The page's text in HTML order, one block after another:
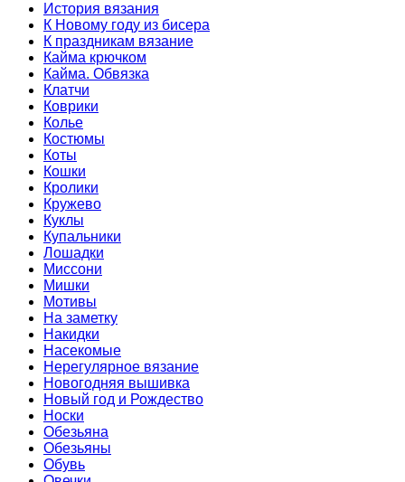
История вязания
К Новому году из бисера
К праздникам вязание
Кайма крючком
Кайма. Обвязка
Клатчи
Коврики
Колье
Костюмы
Коты
Кошки
Кролики
Кружево
Куклы
Купальники
Лошадки
Миссони
Мишки
Мотивы
На заметку
Накидки
Насекомые
Нерегулярное вязание
Новогодняя вышивка
Новый год и Рождество
Носки
Обезьяна
Обезьяны
Обувь